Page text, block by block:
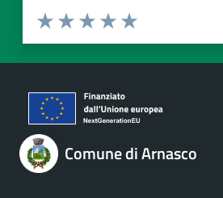
Valuta 5 stelle su 5
Valuta 4 stelle su 5
Valuta 3 stelle su 5
Valuta 2 stelle su 5
Valuta 1 stelle su 5
Comune di Arnasco